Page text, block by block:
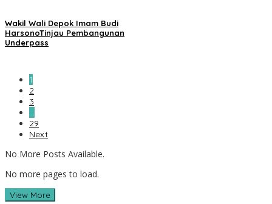
Wakil Wali Depok Imam Budi
HarsonoTinjau Pembangunan
Underpass
1
2
3
…
29
Next
No More Posts Available.
No more pages to load.
View More